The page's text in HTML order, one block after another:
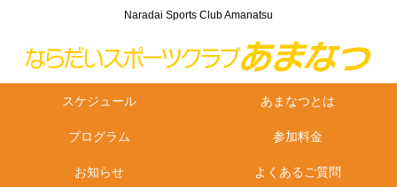
Naradai Sports Club Amanatsu
スケジュール あまなつとは
プログラム 参加料金
お知らせ よくあるご質問